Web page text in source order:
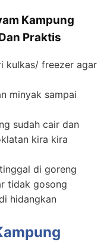
Kampung
Praktis
kulkas/ freezer agar
minyak sampai
sudah cair dan
kira kira
di goreng
tidak gosong
hidangkan